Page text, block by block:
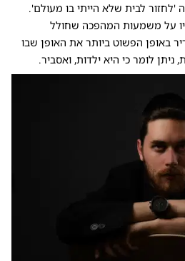
'לחזור לבית שלא הייתי בו מעולם'.
על משמעות המהפכה שחולל
באופן הפשוט ביותר את האופן שבו
לומר כי היא ילדות, ואסביר.